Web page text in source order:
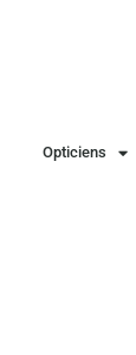
Opticiens